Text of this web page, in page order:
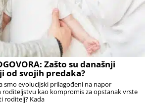
Zašto su današnji
od svojih predaka?
smo evolucijski prilagođeni na napor
roditeljstvu kao kompromis za opstanak vrste
roditelj? Kada